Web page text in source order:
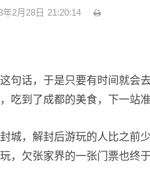
年2月28日 21:20:14
句话，于是只要有时间就会
吃到了成都的美食，下一站准
城，解封后游玩的人比之前
，欠张家界的一张门票也终于